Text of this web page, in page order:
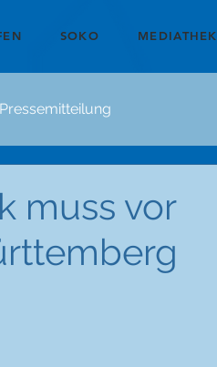
SOKO MEDIATHEK
Pressemitteilung
muss vor